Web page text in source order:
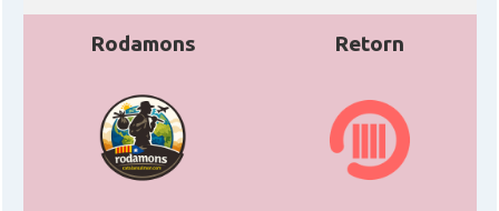
Rodamons Retorn